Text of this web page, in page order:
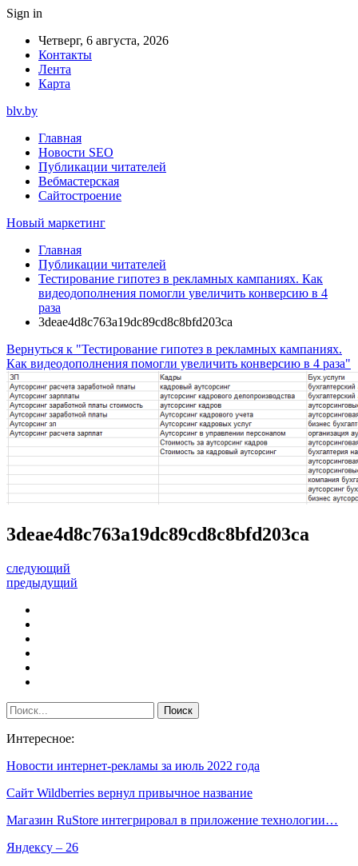
Sign in
Четверг, 6 августа, 2026
Контакты
Лента
Карта
blv.by
Главная
Новости SEO
Публикации читателей
Вебмастерская
Сайтостроение
Новый маркетинг
Главная
Публикации читателей
Тестирование гипотез в рекламных кампаниях. Как
видеодополнения помогли увеличить конверсию в 4
раза
3deae4d8c763a19dc89cd8c8bfd203ca
Вернуться к "Тестирование гипотез в рекламных кампаниях.
Как видеодополнения помогли увеличить конверсию в 4 раза"
3deae4d8c763a19dc89cd8c8bfd203ca
следующий
предыдущий
Интересное:
Новости интернет-рекламы за июль 2022 года
Сайт Wildberries вернул привычное название
Магазин RuStore интегрировал в приложение технологии…
Яндексу – 26